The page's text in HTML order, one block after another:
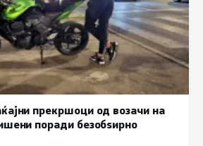
прекршоци од возачи на
поради безобѕирно